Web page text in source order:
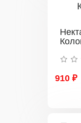
910 ₽